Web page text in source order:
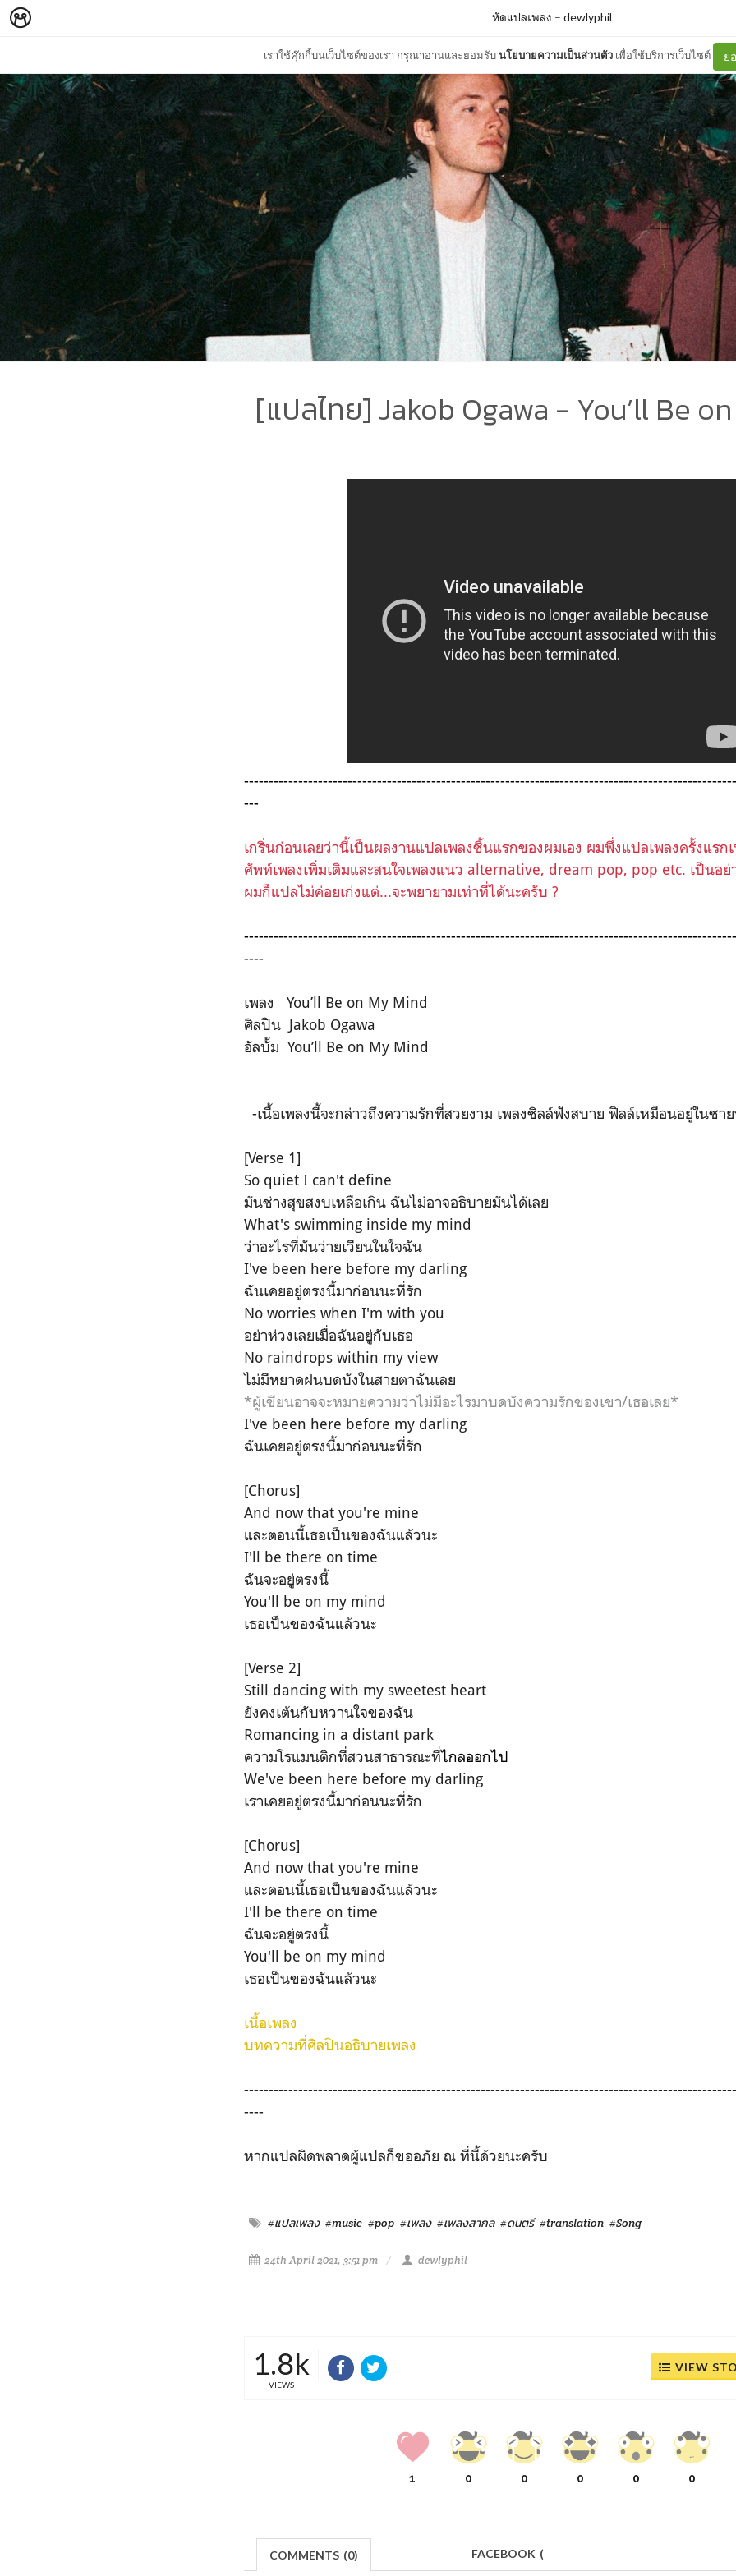
เราใช้คุ๊กกี้บนเว็บไซต์ของเรา กรุณาอ่านและยอมรับนโยบายความเป็นส่วนตัว เพื่อใช้บริการเว็บไซต์ ย
หัดแปลเพลง – dewlyphil
[แปลไทย] Jakob Ogawa - You’ll Be
---
เกริ่นก่อนเลยว่านี้เป็นผลงานแปลเพลงชิ้นแรกของผมเอง ผมพึ่งแปลเพลงครั้งแรกเ
ศัพท์เพลงเพิ่มเติมและสนใจเพลงแนว alternative, dream pop, pop etc. เป็นอย่
ผมก็แปลไม่ค่อยเก่งแต่...จะพยายามเท่าที่ได้นะครับ ?
----
เพลง You’ll Be on My Mind
ศิลปิน Jakob Ogawa
อัลบั้ม You’ll Be on My Mind
-เนื้อเพลงนี้จะกล่าวถึงความรักที่สวยงาม เพลงชิลล์ฟังสบาย ฟิลล์เหมือนอยู่ในช
[Verse 1]
So quiet I can't define
มันช่างสุขสงบเหลือเกิน ฉันไม่อาจอธิบายมันได้เลย
What's swimming inside my mind
ว่าอะไรที่มันว่ายเวียนในใจฉัน
I've been here before my darling
ฉันเคยอยู่ตรงนี้มาก่อนนะที่รัก
No worries when I'm with you
อย่าห่วงเลยเมื่อฉันอยู่กับเธอ
No raindrops within my view
ไม่มีหยาดฝนบดบังในสายตาฉันเลย
*ผู้เขียนอาจจะหมายความว่าไม่มีอะไรมาบดบังความรักของเขา/เธอเลย*
I've been here before my darling
ฉันเคยอยู่ตรงนี้มาก่อนนะที่รัก
[Chorus]
And now that you're mine
และตอนนี้เธอเป็นของฉันแล้วนะ
I'll be there on time
ฉันจะอยู่ตรงนี้
You'll be on my mind
เธอเป็นของฉันแล้วนะ
[Verse 2]
Still dancing with my sweetest heart
ยังคงเต้นกับหวานใจของฉัน
Romancing in a distant park
ความโรแมนติกที่สวนสาธารณะที่ไกลออกไป
We've been here before my darling
เราเคยอยู่ตรงนี้มาก่อนนะที่รัก
[Chorus]
And now that you're mine
และตอนนี้เธอเป็นของฉันแล้วนะ
I'll be there on time
ฉันจะอยู่ตรงนี้
You'll be on my mind
เธอเป็นของฉันแล้วนะ
เนื้อเพลง
บทความที่ศิลปินอธิบายเพลง
----
หากแปลผิดพลาดผู้แปลก็ขออภัย ณ ที่นี้ด้วยนะครับ
#แปลเพลง #music #pop #เพลง #เพลงสากล #ดนตรี #translation #Song
24th April 2021, 3:51 pm dewlyphil
1.8k
VIEWS
VIEW
1 0 0 0 0 0
COMMENTS (0) FACEBOOK (